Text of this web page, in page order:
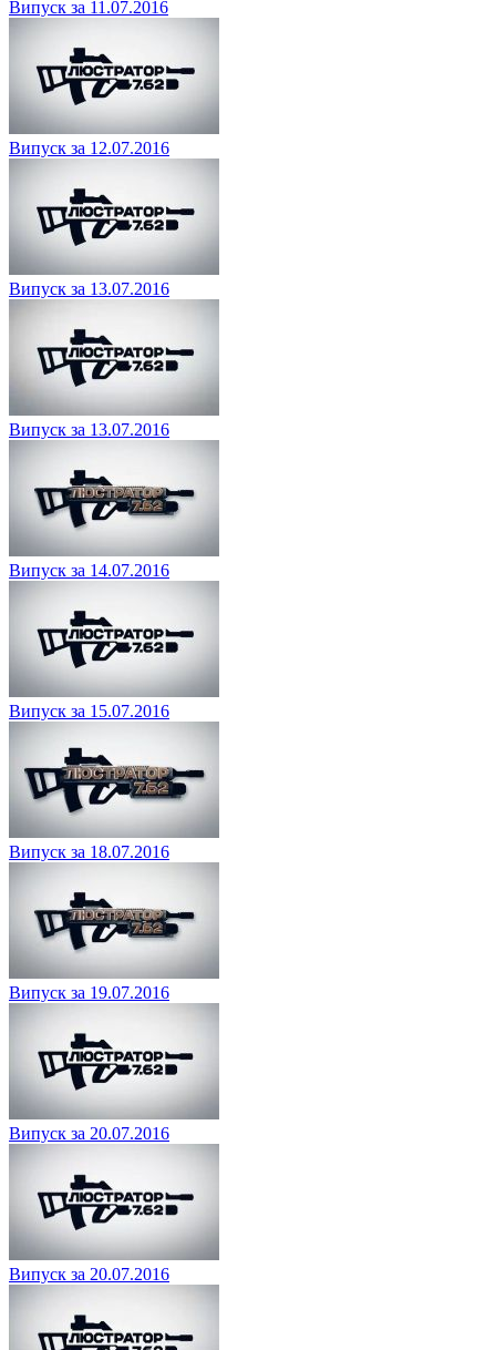
Випуск за 11.07.2016
Випуск за 12.07.2016
Випуск за 13.07.2016
Випуск за 13.07.2016
Випуск за 14.07.2016
Випуск за 15.07.2016
Випуск за 18.07.2016
Випуск за 19.07.2016
Випуск за 20.07.2016
Випуск за 20.07.2016